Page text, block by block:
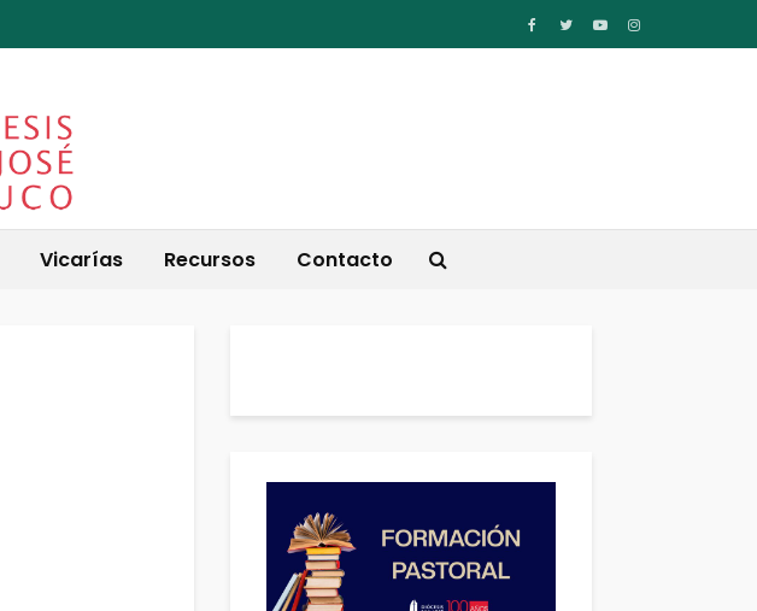
Vicarías Recursos Contacto